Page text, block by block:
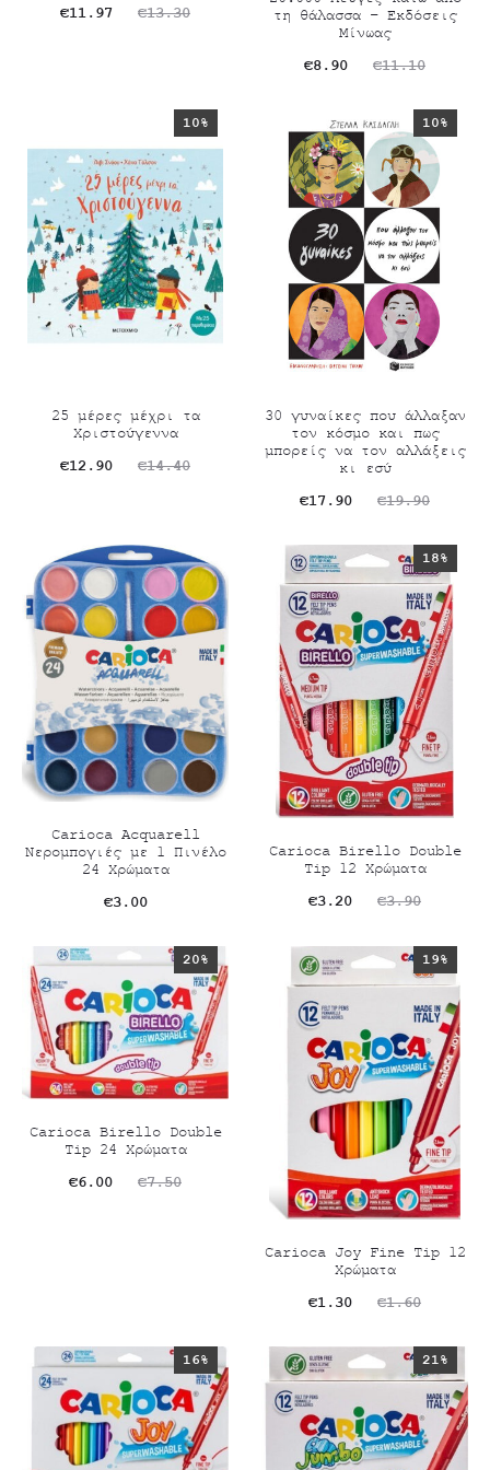
€13.30
Original
€11.97
Η
τη θάλασσα – Εκδόσεις
Μίνωας
€11.10
Original
was:
€11.10.
€8.90
Η
τιμή
είναι:
€8.90.
10%
25 μέρες μέχρι τα
Χριστούγεννα
€14.40
Original
€14.40.
€12.90
Η
είναι:
€12.90.
10%
30 γυναίκες που άλλαξαν
τον κόσμο και πως
μπορείς να τον αλλάξεις
κι εσύ
€19.90
Original
was:
€19.90.
€17.90
Η
τιμή
είναι:
€17.90.
Carioca Acquarell
Νερομπογιές με 1 Πινέλο
24 Χρώματα
€3.00
18%
Carioca Birello Double
Tip 12 Χρώματα
€3.90
Original
was:
€3.90.
€3.20
Η
τιμή
είναι:
€3.20.
20%
Carioca Birello Double
Tip 24 Χρώματα
€7.50
Original
€6.00
Η
19%
Carioca Joy Fine Tip 12
Χρώματα
€1.60
Original
was:
€1.60.
€1.30
Η
τιμή
είναι:
€1.30.
16% 21%